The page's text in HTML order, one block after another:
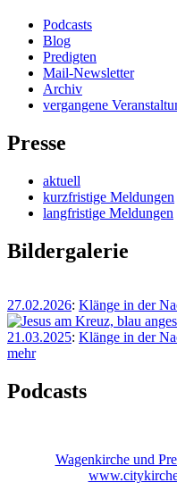
Podcasts
Blog
Predigten
Mail-Newsletter
Archiv
vergangene
Presse
aktuell
kurzfristige Meldungen
langfristige Meldungen
Bildergalerie
27.02.2026: Klänge in der
21.03.2025: Klänge in der
mehr
Podcasts
Wagenkirche und